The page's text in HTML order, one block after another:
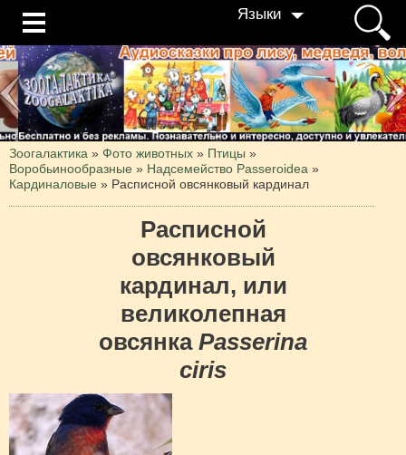
Языки
Зоогалактика » Фото животных » Птицы »
Воробьинообразные » Надсемейство Passeroidea »
Кардиналовые » Расписной овсянковый кардинал
Расписной
овсянковый
кардинал, или
великолепная
овсянка Passerina
ciris